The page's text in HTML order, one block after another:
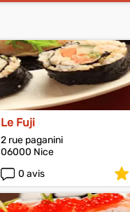
Le Fuji
2 rue paganini
06000 Nice
0 avis